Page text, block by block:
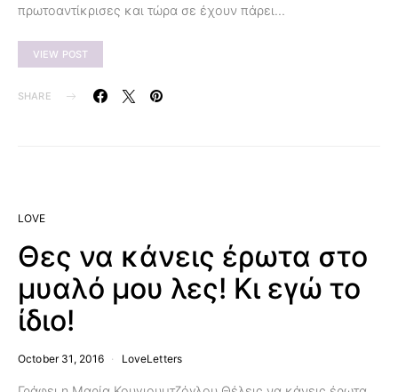
πρωτοαντίκρισες και τώρα σε έχουν πάρει…
VIEW POST
SHARE
LOVE
Θες να κάνεις έρωτα στο
μυαλό μου λες! Κι εγώ το
ίδιο!
October 31, 2016 LoveLetters